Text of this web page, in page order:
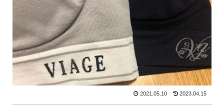
2021.05.10 2023.04.15